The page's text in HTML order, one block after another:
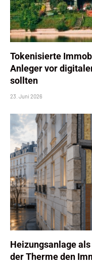
Tokenisierte
Anleger vor
sollten
23. Juni 2026
Heizungsanlage
der Therme den